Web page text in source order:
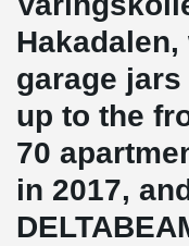
garage
up to the
70
in 2017,